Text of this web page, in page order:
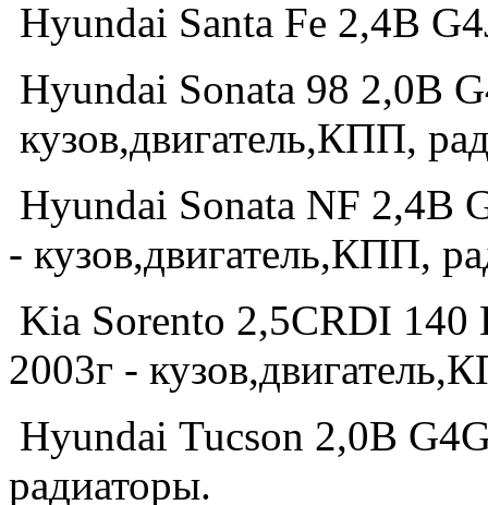
Hyundai Santa Fe 2,4B
Hyundai Sonata 98 2,0B
кузов,двигатель,КПП,
Hyundai Sonata NF 2,4B
- кузов,двигатель,КПП,
Kia Sorento 2,5CRDI 140
2003г -
Hyundai Tucson 2,0B
радиаторы.